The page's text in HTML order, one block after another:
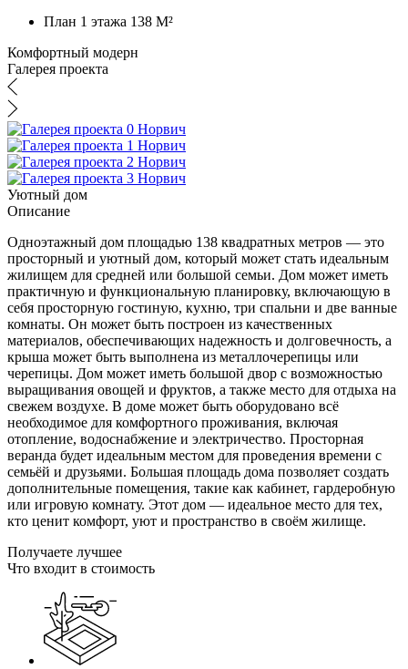
План 1 этажа 138 M²
Комфортный модерн
Галерея проекта
Уютный дом
Описание
Одноэтажный дом площадью 138 квадратных метров — это
просторный и уютный дом, который может стать идеальным
жилищем для средней или большой семьи. Дом может иметь
практичную и функциональную планировку, включающую в
себя просторную гостиную, кухню, три спальни и две ванные
комнаты. Он может быть построен из качественных
материалов, обеспечивающих надежность и долговечность, а
крыша может быть выполнена из металлочерепицы или
черепицы. Дом может иметь большой двор с возможностью
выращивания овощей и фруктов, а также место для отдыха на
свежем воздухе. В доме может быть оборудовано всё
необходимое для комфортного проживания, включая
отопление, водоснабжение и электричество. Просторная
веранда будет идеальным местом для проведения времени с
семьёй и друзьями. Большая площадь дома позволяет создать
дополнительные помещения, такие как кабинет, гардеробную
или игровую комнату. Этот дом — идеальное место для тех,
кто ценит комфорт, уют и пространство в своём жилище.
Получаете лучшее
Что входит в стоимость